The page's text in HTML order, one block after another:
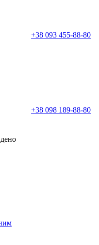
+38 093 455-88-80
+38 098 189-88-80